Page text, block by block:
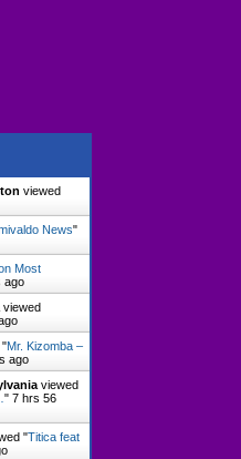
viewed
News"
Most
ago
viewed
"Mr. Kizomba –
ago
viewed
"7 hrs 56
"Titica feat